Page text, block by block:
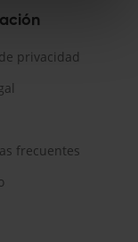
privacidad
frecuentes